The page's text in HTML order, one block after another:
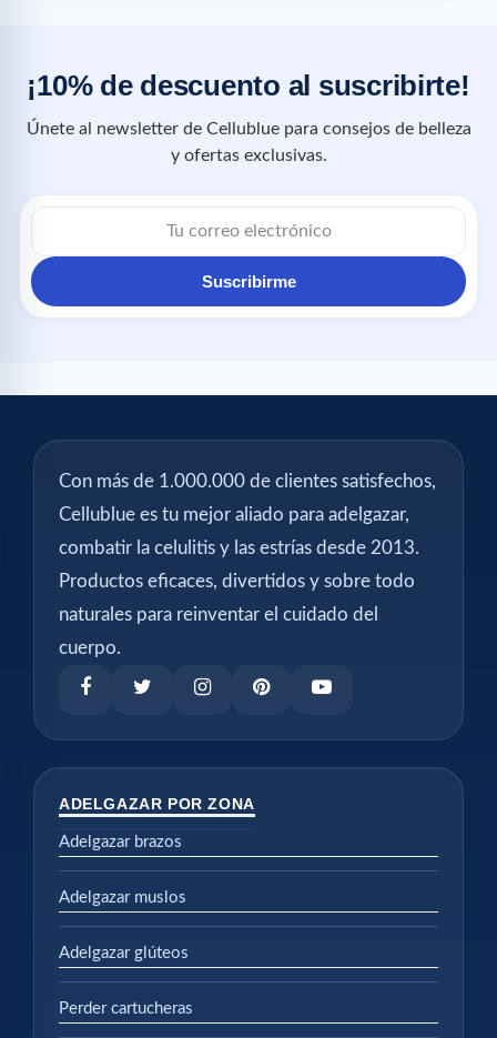
¡10% de descuento al suscribirte!
Únete al newsletter de Cellublue para consejos de belleza
y ofertas exclusivas.
Suscribirme
Con más de 1.000.000 de clientes satisfechos,
Cellublue es tu mejor aliado para adelgazar,
combatir la celulitis y las estrías desde 2013.
Productos eficaces, divertidos y sobre todo
naturales para reinventar el cuidado del
cuerpo.
ADELGAZAR POR ZONA
Adelgazar brazos
Adelgazar muslos
Adelgazar glúteos
Perder cartucheras